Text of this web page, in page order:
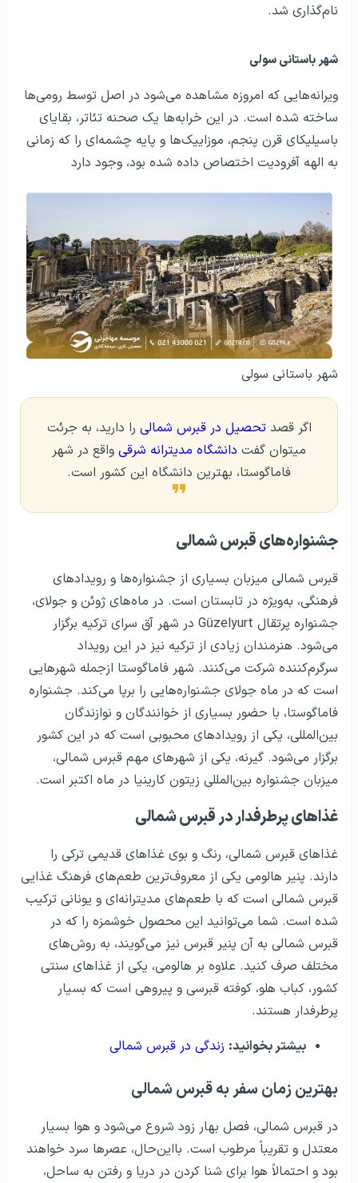
نام‌گذاری شد.
شهر باستانی سولی
ویرانه‌هایی که امروزه مشاهده می‌شود در اصل توسط رومی‌ها
ساخته شده است. در این خرابه‌ها یک صحنه تئاتر، بقایای
باسیلیکای قرن پنجم، موزاییک‌ها و پایه چشمه‌ای را که زمانی
به الهه آفرودیت اختصاص داده شده بود، وجود دارد
شهر باستانی سولی
اگر قصدتحصیل در قبرس شمالی را دارید، به جرئت
میتوان گفت دانشگاه مدیترانه شرقی واقع در شهر
فاماگوستا، بهترین دانشگاه این کشور است.
جشنواره‌های قبرس شمالی
قبرس شمالی میزبان بسیاری از جشنواره‌ها و رویدادهای
فرهنگی، به‌ویژه در تابستان است. در ماه‌های ژوئن و جولای،
جشنواره پرتقال Güzelyurt در شهر آق سرای ترکیه برگزار
می‌شود. هنرمندان زیادی از ترکیه نیز در این رویداد
سرگرم‌کننده شرکت می‌کنند. شهر فاماگوستا ازجمله شهرهایی
است که در ماه جولای جشنواره‌هایی را برپا می‌کند. جشنواره
فاماگوستا، با حضور بسیاری از خوانندگان و نوازندگان
بین‌المللی، یکی از رویدادهای محبوبی است که در این کشور
برگزار می‌شود. گیرنه، یکی از شهرهای مهم قبرس شمالی،
میزبان جشنواره بین‌المللی زیتون کارینیا در ماه اکتبر است.
غذاهای پرطرفدار در قبرس شمالی
غذاهای قبرس شمالی، رنگ و بوی غذاهای قدیمی ترکی را
دارند. پنیر هالومی یکی از معروف‌ترین طعم‌های فرهنگ غذایی
قبرس شمالی است که با طعم‌های مدیترانه‌ای و یونانی ترکیب
شده است. شما می‌توانید این محصول خوشمزه را که در
قبرس شمالی به آن پنیر قبرس نیز می‌گویند، به روش‌های
مختلف صرف کنید. علاوه بر هالومی، یکی از غذاهای سنتی
کشور، کباب هلو، کوفته قبرسی و پیروهی است که بسیار
پرطرفدار هستند.
بیشتر بخوانید: زندگی در قبرس شمالی
بهترین زمان سفر به قبرس شمالی
در قبرس شمالی، فصل بهار زود شروع می‌شود و هوا بسیار
معتدل و تقریباً مرطوب است. بااین‌حال، عصرها سرد خواهند
بود و احتمالاً هوا برای شنا کردن در دریا و رفتن به ساحل،